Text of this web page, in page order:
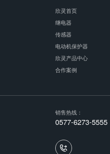
欣灵首页
继电器
传感器
电动机保护器
欣灵产品中心
合作案例
销售热线：
0577-6273-5555